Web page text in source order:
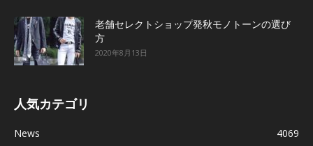
老舗セレクトショップ発秋モノトーンの選び
方
2020年8月13日
人気カテゴリ
News
4069